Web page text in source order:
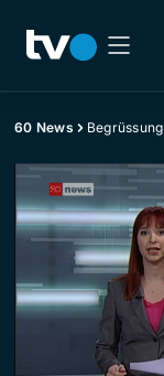
60 News Begrüssung